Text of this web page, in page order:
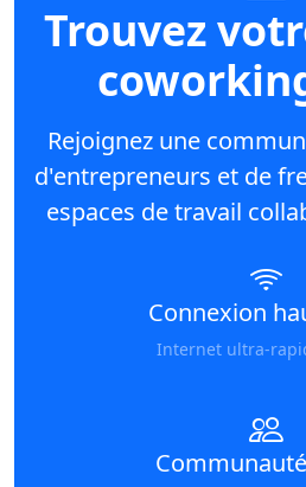
Trouvez
Rejoignez une
d'entrepreneurs et de
espaces de travail
Connexion
Internet ultra-